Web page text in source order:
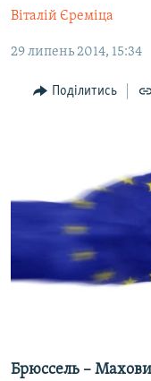
до
навігації
Перейти
ПОЛІТИКА
БЛОГИ
ПОГЛЯД
СПЕЦПРОЕКТИ
ВІДЕОУРОКИ «ELIFBE»
СВІДЧЕННЯ ОКУПАЦІЇ
ЯК ОБІЙТИ
Русский
Віталій Єреміца
29 липень 2014, 15:34
Поділитись
Брюссель –